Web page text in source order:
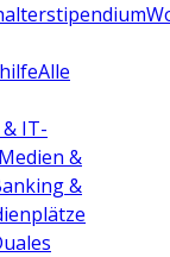
Alle
IT-
Medien &
&